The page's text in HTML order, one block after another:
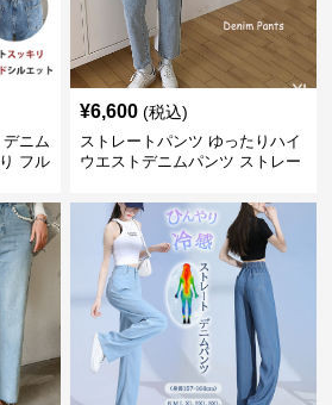
ニム
フル
¥6,600 (税込)
ストレートパンツ ゆったりハイ
ウエストデニムパンツ ストレー